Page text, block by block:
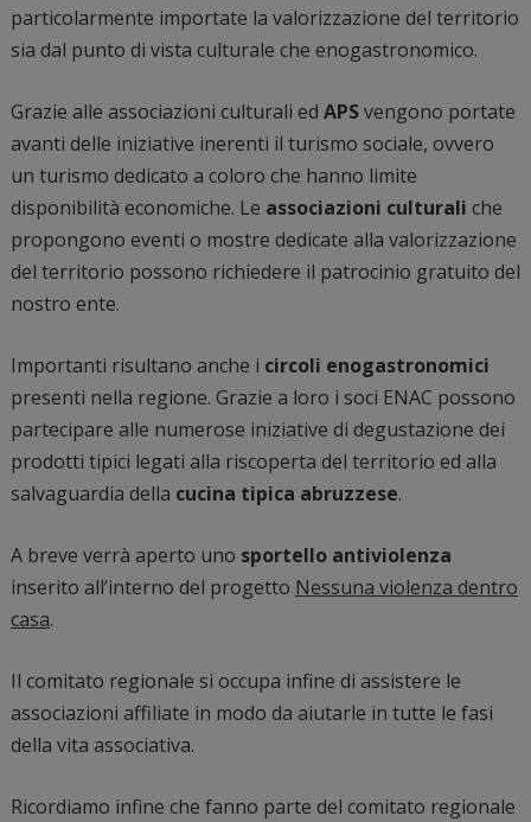
particolarmente importate la valorizzazione del territorio
sia dal punto di vista culturale che enogastronomico.
Grazie alle associazioni culturali ed APSvengono portate
avanti delle iniziative inerenti il turismo sociale, ovvero
un turismo dedicato a coloro che hanno limite
disponibilità economiche. Le associazioni culturali che
propongono eventi o mostre dedicate alla valorizzazione
del territorio possono richiedere il patrocinio gratuito del
nostro ente.
Importanti risultano anche i circoli enogastronomici
presenti nella regione. Grazie a loro i soci ENAC possono
partecipare alle numerose iniziative di degustazione dei
prodotti tipici legati alla riscoperta del territorio ed alla
salvaguardia della cucina tipica abruzzese.
A breve verrà aperto uno sportello antiviolenza
inserito all’interno del progetto Nessuna violenza dentro
casa.
Il comitato regionale si occupa infine di assistere le
associazioni affiliate in modo da aiutarle in tutte le fasi
della vita associativa.
Ricordiamo infine che fanno parte del comitato regionale